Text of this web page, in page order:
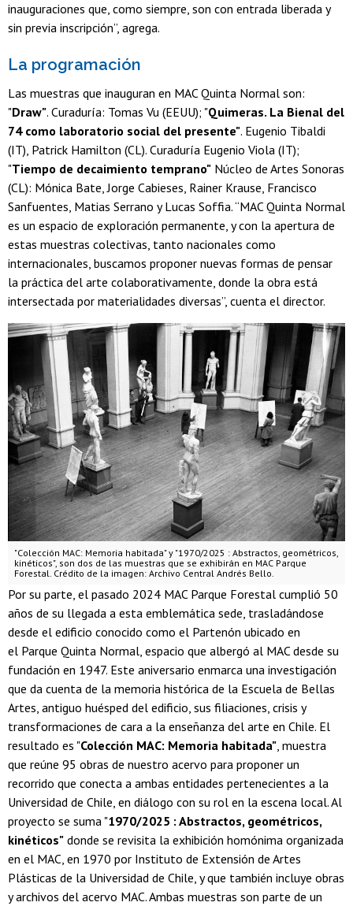
inauguraciones que, como siempre, son con entrada liberada y
sin previa inscripción”, agrega.
La programación
Las muestras que inauguran en MAC Quinta Normal son:
"Draw". Curaduría: Tomas Vu (EEUU); "Quimeras. La Bienal del
74 como laboratorio social del presente". Eugenio Tibaldi
(IT), Patrick Hamilton (CL). Curaduría Eugenio Viola (IT);
"Tiempo de decaimiento temprano" Núcleo de Artes Sonoras
(CL): Mónica Bate, Jorge Cabieses, Rainer Krause, Francisco
Sanfuentes, Matias Serrano y Lucas Soffia. “MAC Quinta Normal
es un espacio de exploración permanente, y con la apertura de
estas muestras colectivas, tanto nacionales como
internacionales, buscamos proponer nuevas formas de pensar
la práctica del arte colaborativamente, donde la obra está
intersectada por materialidades diversas”, cuenta el director.
"Colección MAC: Memoria habitada" y "1970/2025 : Abstractos, geométricos,
kinéticos", son dos de las muestras que se exhibirán en MAC Parque
Forestal. Crédito de la imagen: Archivo Central Andrés Bello.
Por su parte, el pasado 2024 MAC Parque Forestal cumplió 50
años de su llegada a esta emblemática sede, trasladándose
desde el edificio conocido como el Partenón ubicado en
el Parque Quinta Normal, espacio que albergó al MAC desde su
fundación en 1947. Este aniversario enmarca una investigación
que da cuenta de la memoria histórica de la Escuela de Bellas
Artes, antiguo huésped del edificio, sus filiaciones, crisis y
transformaciones de cara a la enseñanza del arte en Chile. El
resultado es "Colección MAC: Memoria habitada", muestra
que reúne 95 obras de nuestro acervo para proponer un
recorrido que conecta a ambas entidades pertenecientes a la
Universidad de Chile, en diálogo con su rol en la escena local. Al
proyecto se suma "1970/2025 : Abstractos, geométricos,
kinéticos" donde se revisita la exhibición homónima organizada
en el MAC, en 1970 por Instituto de Extensión de Artes
Plásticas de la Universidad de Chile, y que también incluye obras
y archivos del acervo MAC. Ambas muestras son parte de un